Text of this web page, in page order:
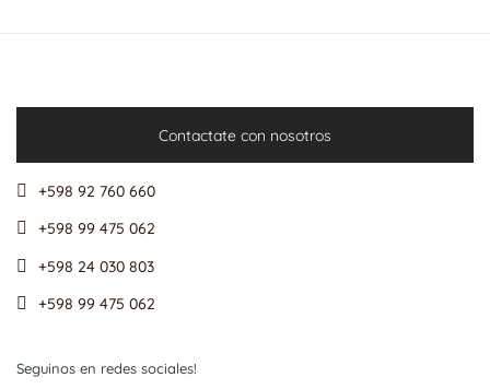
Contactate con nosotros
+598 92 760 660
+598 99 475 062
+598 24 030 803
+598 99 475 062
Seguinos en redes sociales!